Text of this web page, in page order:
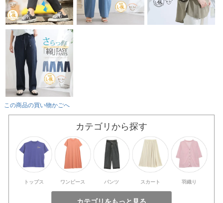
この商品の買い物かごへ
カテゴリから探す
トップス ワンピース パンツ スカート 羽織り